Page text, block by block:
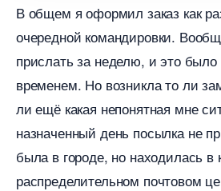
общем я оформил заказ как
очередной командировки.
прислать за неделю, и это
ременем. Но возникла то ли
ли ещё какая непонятная мне
назначенный день посылка не
ыла в городе, но находилась в
распределительном почтовом